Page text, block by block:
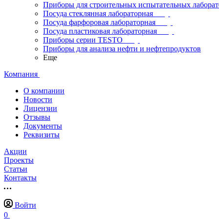
Приборы для строительных испытательных
Посуда стеклянная лабораторная
Посуда фарфоровая лабораторная
Посуда пластиковая лабораторная
Приборы серии TESTO
Приборы для анализа нефти и нефтепродуктов
Еще
Компания
О компании
Новости
Лицензии
Отзывы
Документы
Реквизиты
Акции
Проекты
Статьи
Контакты
Войти
0